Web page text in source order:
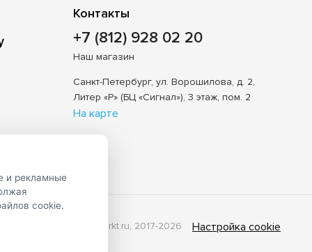
Контакты
+7 (812) 928 02 20
Наш магазин
Санкт-Петербург, ул. Ворошилова, д. 2,
Литер «Р» (БЦ «Сигнал»), 3 этаж, пом. 2
На карте
© Shveimarkt.ru, 2017-2026 Настройка cookie
и рекламные
cookie.